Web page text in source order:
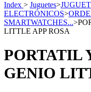
Index > Juguetes>
ELECTRÓNICOS>
SMARTWATCHES...>
LITTLE APP ROSA
PORTATIL
GENIO